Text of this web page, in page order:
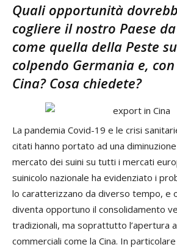
Quali opportunità
cogliere il nostro Paese
come quella della Peste
colpendo Germania e,
Cina? Cosa chiedete?
La pandemia Covid-19 e le crisi
citati hanno portato ad una
mercato dei suini su tutti i mercati
suinicolo nazionale ha evidenziato i
lo caratterizzano da diverso tempo, e
diventa opportuno il consolidamento
tradizionali, ma soprattutto l’apertura
commerciali come la Cina. In